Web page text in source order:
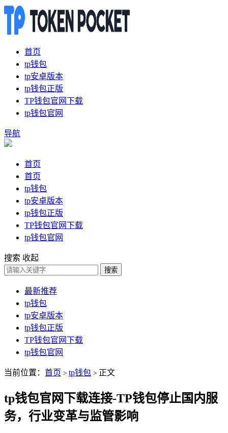
首页
tp钱包
tp安卓版本
tp钱包正版
TP钱包官网下载
tp钱包官网
导航
首页
首页
tp钱包
tp安卓版本
tp钱包正版
TP钱包官网下载
tp钱包官网
搜索 收起
搜索
最新推荐
tp钱包
tp安卓版本
tp钱包正版
TP钱包官网下载
tp钱包官网
当前位置： 首页 > tp钱包 > 正文
tp钱包官网下载连接-TP钱包停止国内服
务，行业变革与监管影响